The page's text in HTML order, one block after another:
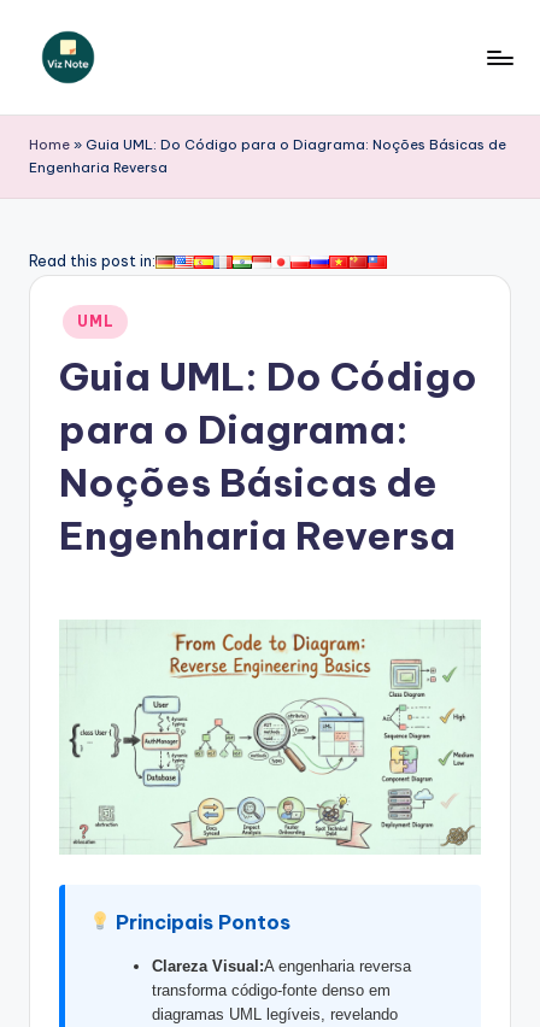
iz
N
t
Home » Guia UML: Do Código para o Diagrama: Noções Básicas de
Engenharia Reversa
Read this post in:
Posted
in
UML
Guia UML: Do Código
para o Diagrama:
Noções Básicas de
Engenharia Reversa
Principais Pontos
Clareza Visual:A engenharia reversa
transforma código-fonte denso em
diagramas UML legíveis, revelando